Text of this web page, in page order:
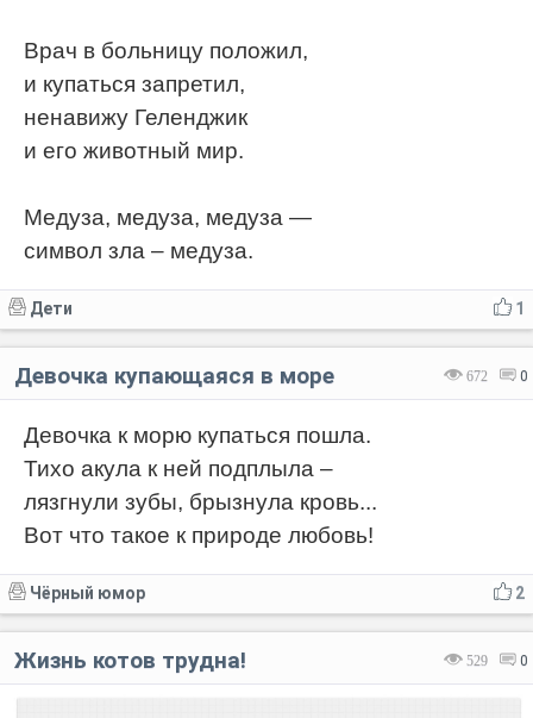
Врач в больницу положил,
и купаться запретил,
ненавижу Геленджик
и его животный мир.
Медуза, медуза, медуза —
символ зла – медуза.
1
Дети
672 0
Девочка купающаяся в море
Девочка к морю купаться пошла.
Тихо акула к ней подплыла –
лязгнули зубы, брызнула кровь...
Вот что такое к природе любовь!
2
Чёрный юмор
529 0
Жизнь котов трудна!